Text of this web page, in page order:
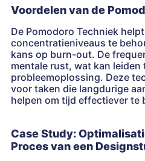
Voordelen van de
De Pomodoro Techniek
concentratieniveaus te
kans op burn-out. De
mentale rust, wat kan
probleemoplossing. Deze
voor taken die langdurige
helpen om tijd effectiever te
Case Study:
Proces van een